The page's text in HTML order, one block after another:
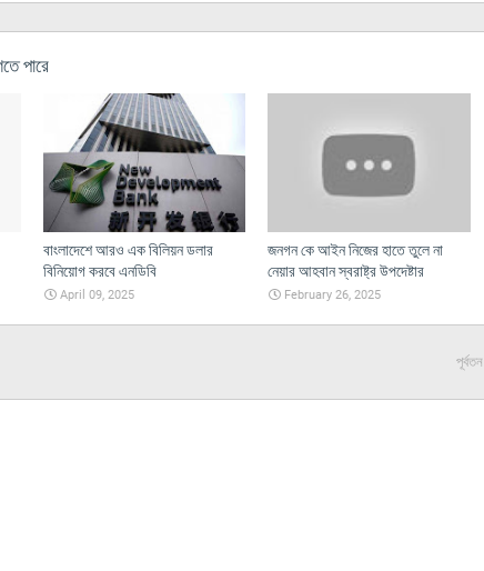
পারে
বাংলাদেশে আরও এক বিলিয়ন ডলার
বিনিয়োগ করবে এনডিবি
April 09, 2025
জনগন কে আইন নিজের হাতে তুলে না
নেয়ার আহবান স্বরাষ্ট্র উপদেষ্টার
February 26, 2025
পূর্বতন